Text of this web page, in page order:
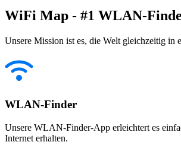
WiFi Map - #1 WLAN-
Unsere Mission ist es, die Welt gleichzeitig
WLAN-Finder
Unsere WLAN-Finder-App erleichtert es
Internet erhalten.